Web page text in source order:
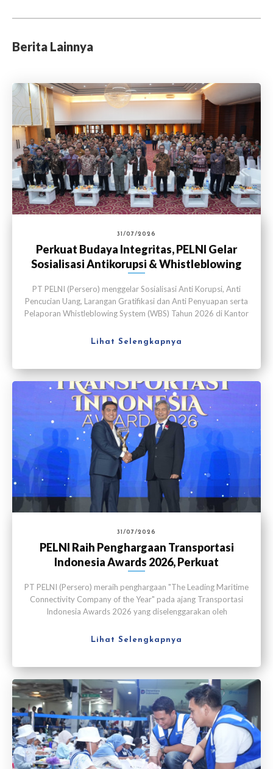
Berita Lainnya
31/07/2026
Perkuat Budaya Integritas, PELNI Gelar
Sosialisasi Antikorupsi & Whistleblowing
System
PT PELNI (Persero) menggelar Sosialisasi Anti Korupsi, Anti
Pencucian Uang, Larangan Gratifikasi dan Anti Penyuapan serta
Pelaporan Whistleblowing System (WBS) Tahun 2026 di Kantor
Lihat Selengkapnya
31/07/2026
PELNI Raih Penghargaan Transportasi
Indonesia Awards 2026, Perkuat
Konektivitas Maritim
PT PELNI (Persero) meraih penghargaan "The Leading Maritime
Connectivity Company of the Year" pada ajang Transportasi
Indonesia Awards 2026 yang diselenggarakan oleh
Lihat Selengkapnya